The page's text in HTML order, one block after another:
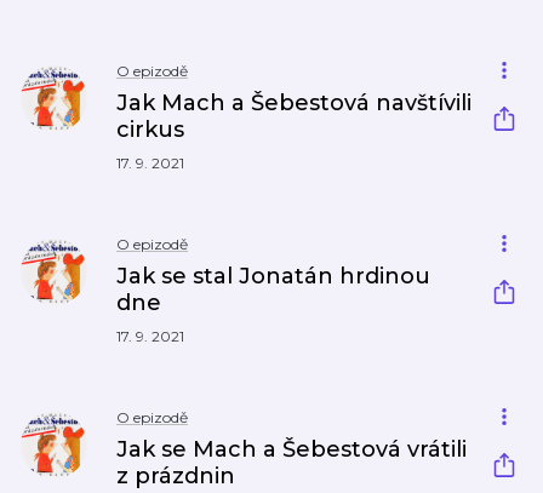
O epizodě
Jak Mach a Šebestová navštívili
cirkus
17. 9. 2021
O epizodě
Jak se stal Jonatán hrdinou
dne
17. 9. 2021
O epizodě
Jak se Mach a Šebestová vrátili
z prázdnin